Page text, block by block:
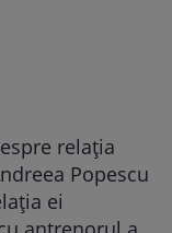
relația
Popescu
ei